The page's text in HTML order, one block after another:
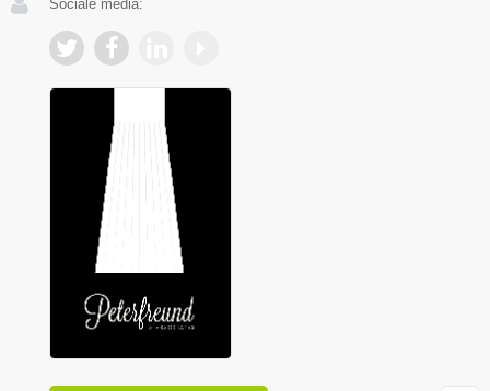
Sociale media: